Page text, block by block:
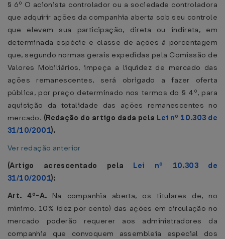
§ 6º O acionista controlador ou a sociedade controladora
que adquirir ações da companhia aberta sob seu controle
que elevem sua participação, direta ou indireta, em
determinada espécie e classe de ações à porcentagem
que, segundo normas gerais expedidas pela Comissão de
Valores Mobiliários, impeça a liquidez de mercado das
ações remanescentes, será obrigado a fazer oferta
pública, por preço determinado nos termos do § 4º, para
aquisição da totalidade das ações remanescentes no
mercado. (Redação do artigo dada pela Lei nº 10.303 de
31/10/2001).
Ver redação anterior
(Artigo acrescentado pela Lei nº 10.303 de
31/10/2001):
Art. 4º-A. Na companhia aberta, os titulares de, no
mínimo, 10% (dez por cento) das ações em circulação no
mercado poderão requerer aos administradores da
companhia que convoquem assembleia especial dos